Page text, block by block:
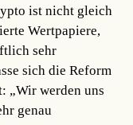
ist nicht gleich
Wertpapiere,
sehr
sich die Reform
„Wir werden uns
genau